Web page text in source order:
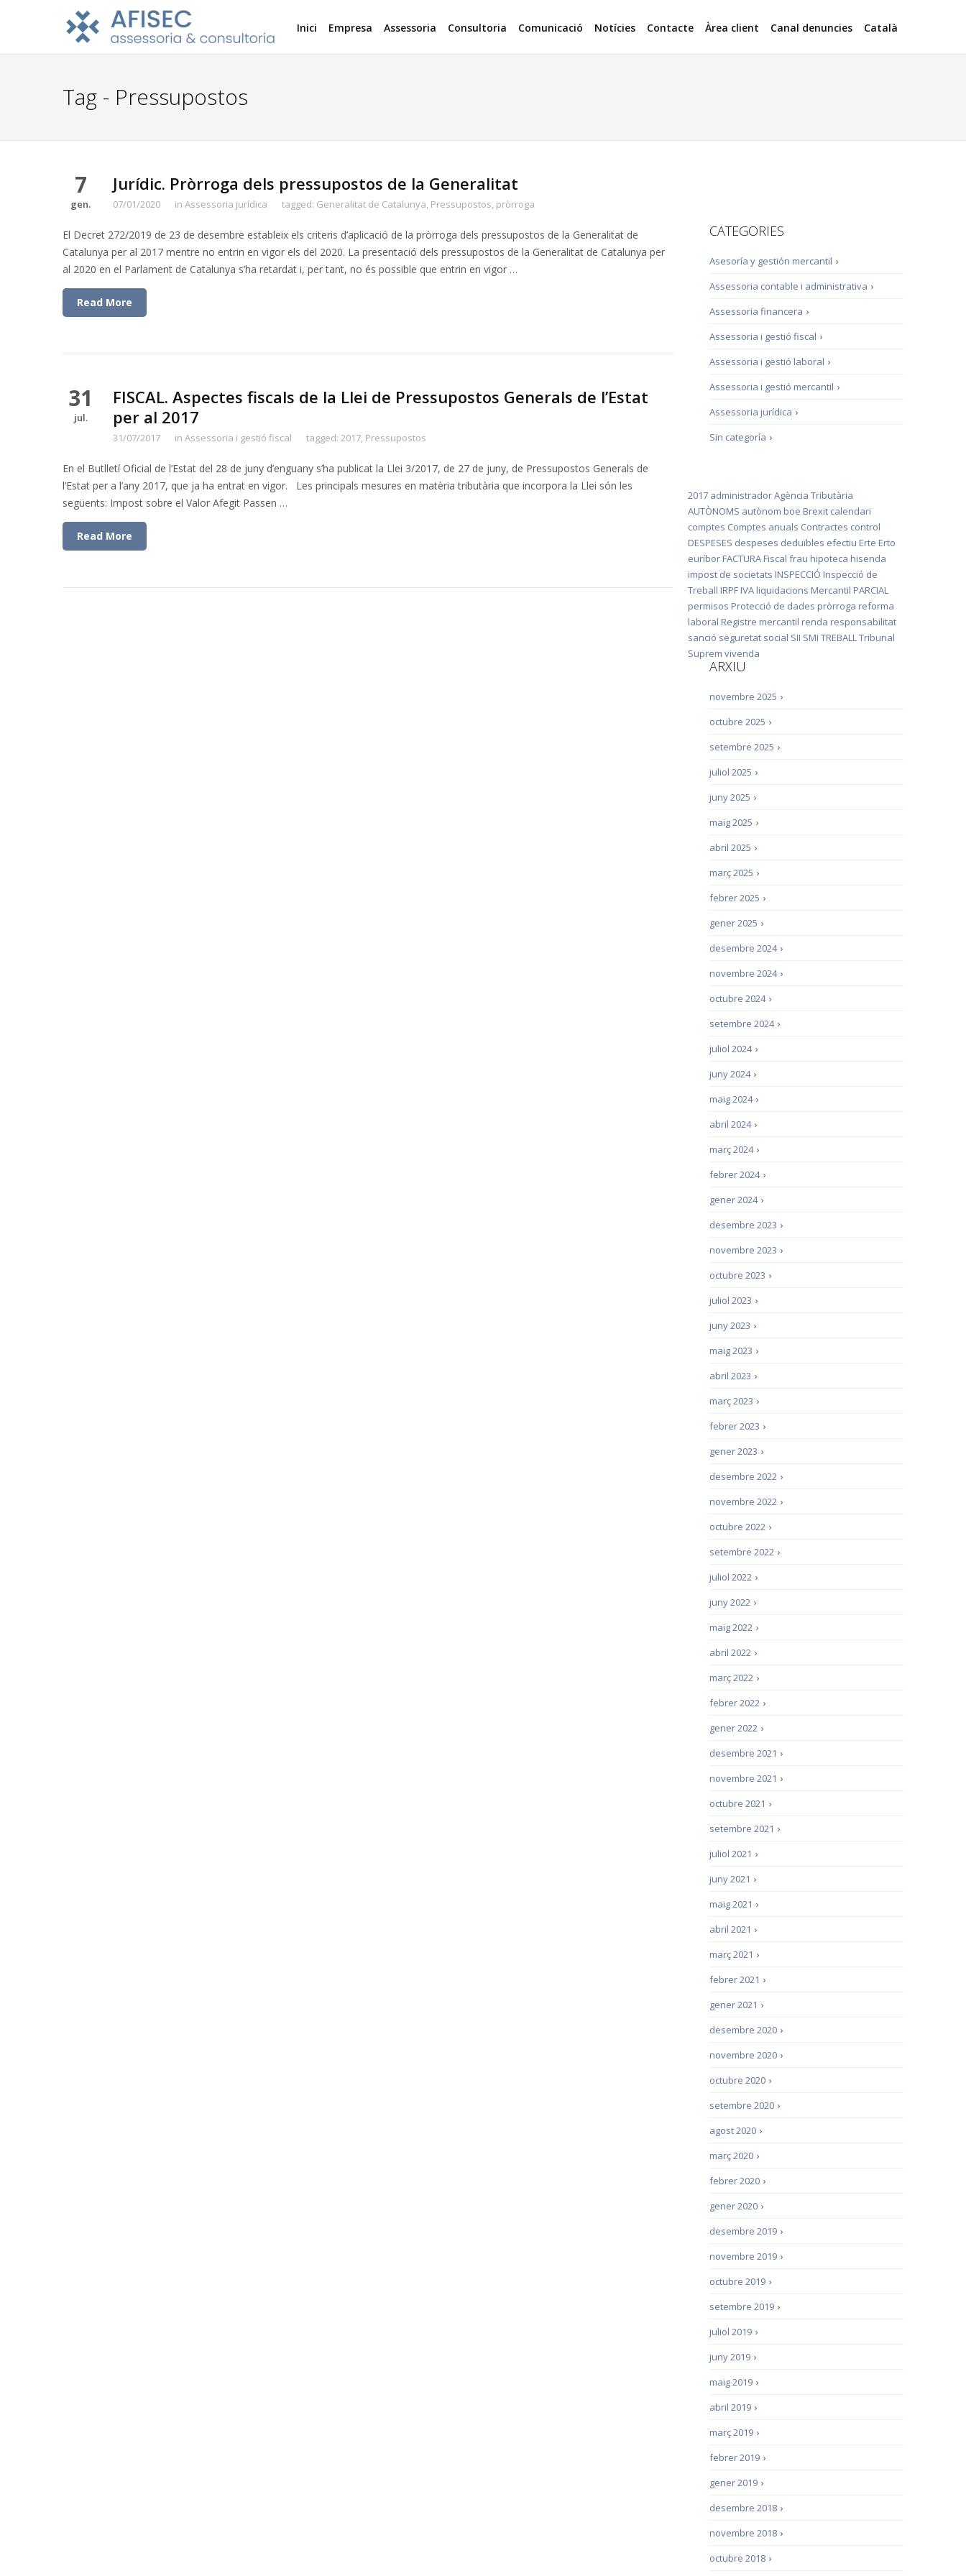
Inici Empresa Assessoria Consultoria Comunicació Notícies Contacte Àrea client Canal denuncies Català
Tag - Pressupostos
7
gen.
Jurídic. Pròrroga dels pressupostos de la Generalitat
07/01/2020 in Assessoria jurídica tagged: Generalitat de Catalunya, Pressupostos, pròrroga
El Decret 272/2019 de 23 de desembre estableix els criteris d’aplicació de la pròrroga dels pressupostos de la Generalitat de
Catalunya per al 2017 mentre no entrin en vigor els del 2020. La presentació dels pressupostos de la Generalitat de Catalunya per
al 2020 en el Parlament de Catalunya s’ha retardat i, per tant, no és possible que entrin en vigor …
Read More
31
jul.
FISCAL. Aspectes fiscals de la Llei de Pressupostos Generals de l’Estat
per al 2017
31/07/2017 in Assessoria i gestió fiscal tagged: 2017, Pressupostos
En el Butlletí Oficial de l’Estat del 28 de juny d’enguany s’ha publicat la Llei 3/2017, de 27 de juny, de Pressupostos Generals de
l’Estat per a l’any 2017, que ja ha entrat en vigor. Les principals mesures en matèria tributària que incorpora la Llei són les
següents: Impost sobre el Valor Afegit Passen …
Read More
CATEGORIES
›
Asesoría y gestión mercantil
›
Assessoria contable i administrativa
›
Assessoria financera
›
Assessoria i gestió fiscal
›
Assessoria i gestió laboral
›
Assessoria i gestió mercantil
›
Assessoria jurídica
›
Sin categoría
2017 administradorAgència Tributària
AUTÒNOMS autònom boe Brexit calendari
comptes Comptes anuals Contractes control
DESPESES despeses deduïbles efectiu Erte Erto
euríbor FACTURA Fiscal frau hipoteca hisenda
impost de societats INSPECCIÓ Inspecció de
Treball IRPF IVA liquidacions Mercantil PARCIAL
permisos Protecció de dades pròrroga reforma
laboral Registre mercantil renda responsabilitat
sanció seguretat social SII SMI TREBALLTribunal
Suprem vivenda
ARXIU
›
novembre 2025
›
octubre 2025
›
setembre 2025
›
juliol 2025
›
juny 2025
›
maig 2025
›
abril 2025
›
març 2025
›
febrer 2025
›
gener 2025
›
desembre 2024
›
novembre 2024
›
octubre 2024
›
setembre 2024
›
juliol 2024
›
juny 2024
›
maig 2024
›
abril 2024
›
març 2024
›
febrer 2024
›
gener 2024
›
desembre 2023
›
novembre 2023
›
octubre 2023
›
juliol 2023
›
juny 2023
›
maig 2023
›
abril 2023
›
març 2023
›
febrer 2023
›
gener 2023
›
desembre 2022
›
novembre 2022
›
octubre 2022
›
setembre 2022
›
juliol 2022
›
juny 2022
›
maig 2022
›
abril 2022
›
març 2022
›
febrer 2022
›
gener 2022
›
desembre 2021
›
novembre 2021
›
octubre 2021
›
setembre 2021
›
juliol 2021
›
juny 2021
›
maig 2021
›
abril 2021
›
març 2021
›
febrer 2021
›
gener 2021
›
desembre 2020
›
novembre 2020
›
octubre 2020
›
setembre 2020
›
agost 2020
›
març 2020
›
febrer 2020
›
gener 2020
›
desembre 2019
›
novembre 2019
›
octubre 2019
›
setembre 2019
›
juliol 2019
›
juny 2019
›
maig 2019
›
abril 2019
›
març 2019
›
febrer 2019
›
gener 2019
›
desembre 2018
›
novembre 2018
›
octubre 2018